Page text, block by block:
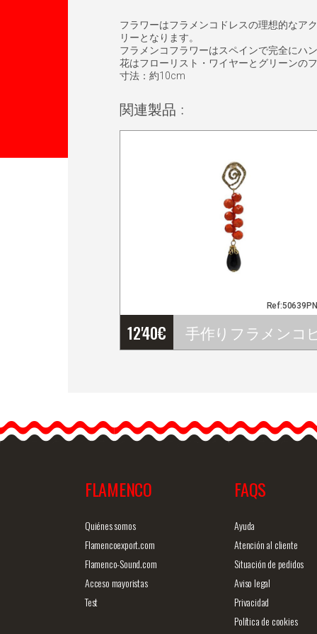
フラワーはフラメンコドレスの理想的なア
リーとなります。
フラメンコフラワーはスペインで完全にハ
花はフローリスト・ワイヤーとグリーンの
寸法：約10cm
関連製品 :
12'40€
FLAMENCO
Quiénes somos
Flamencoexport.com
Flamenco-Sound.com
Acceso mayoristas
Test
FAQS
Ayuda
Atención al cliente
Situación de pedidos
Aviso legal
Privacidad
Política de cookies